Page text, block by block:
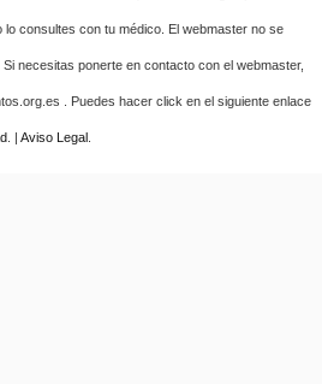
consultes con tu médico. El webmaster no se
necesitas ponerte en contacto con el webmaster,
. Puedes hacer click en el siguiente enlace
. | Aviso Legal